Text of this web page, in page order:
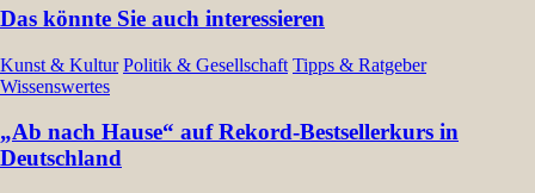
Das könnte Sie auch interessieren
Kunst & Kultur Politik & Gesellschaft Tipps & Ratgeber
Wissenswertes
„Ab nach Hause“ auf Rekord-Bestsellerkurs in
Deutschland